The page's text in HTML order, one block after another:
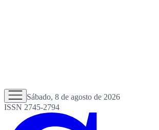
Sábado, 8 de agosto de 2026
ISSN 2745-2794